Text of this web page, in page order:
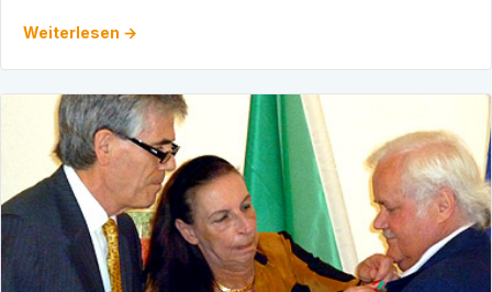
Landtagsabgeordneten und …
Weiterlesen →